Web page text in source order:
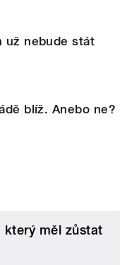
už nebude stát
blíž. Anebo ne?
který měl zůstat